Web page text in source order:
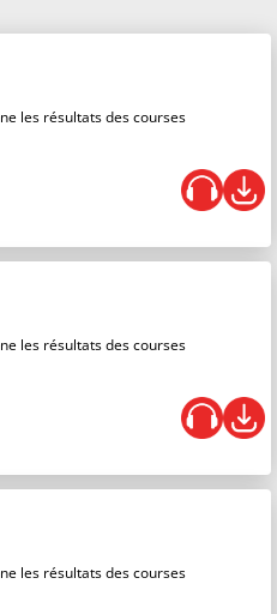
les résultats des courses
les résultats des courses
les résultats des courses